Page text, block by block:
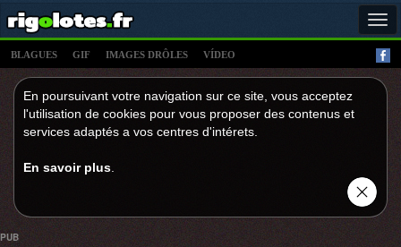
BLAGUES GIF IMAGES DRÔLES VÍDEO
En poursuivant votre navigation sur ce site, vous acceptez
l'utilisation de cookies pour vous proposer des contenus et
services adaptés a vos centres d'intérets.
En savoir plus
PUB